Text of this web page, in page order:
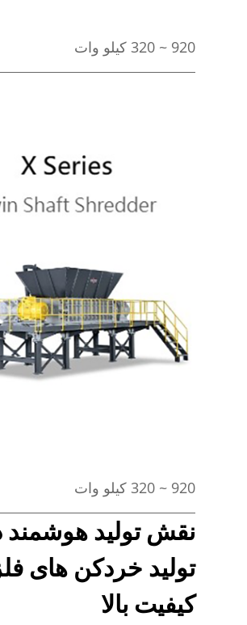
920 ~ 320 کیلو وات
920 ~ 320 کیلو وات
نقش تولید هوشمند
تولید خردکن های
کیفیت بالا